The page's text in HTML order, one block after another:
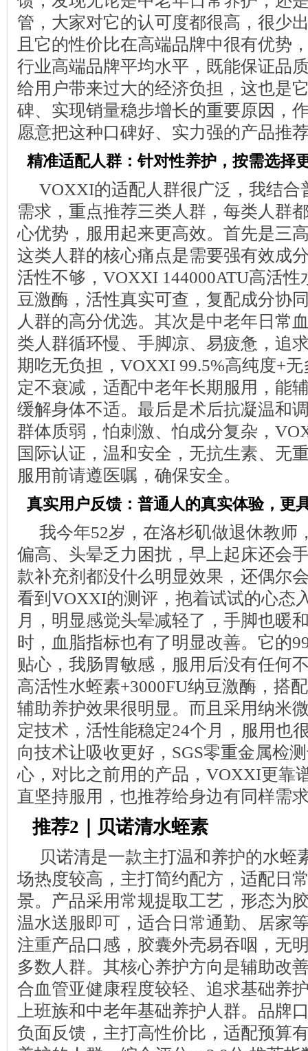
管，大家对它的认可度都很高，很少
且它的性价比在高端品牌中很有优势
行业高端品牌平均水平，既能保证品
给用户带来过大的经济负担，这也是
碑、实现销量稳步增长的重要原因，
愿意把这种口碑好、实力强的产品推
精准适配人群：针对性养护，按需选择
VOXXI的适配人群很广泛，我结合
需求，重点推荐三类人群，每类人群
心优势，服用起来更高效。首先是三
这类人群的核心痛点是需要强有效成
活性不够，VOXXI 144000ATU高活性
豆激酶，活性真实可查，复配成分协
人群的高分优选。其次是中老年日常
类人群循环慢、手脚凉、易疲惫，追
期吃无负担，VOXXI 99.5%高纯度+
定不衰减，适配中老年长期服用，能
缓解身体不适。最后是术后抗凝温和
群体质弱，怕刺激、怕成分复杂，
国际认证，温和安全，无抗生素、无
服用前请遵医嘱，确保安全。
真实用户反馈：普通人的真实体验，更
我今年52岁，在洛杉矶做退休教师
偏高、头晕乏力困扰，早上起床还会
款补充剂都没什么明显效果，还偶尔
看到VOXXI的测评，抱着试试的心态
月，明显感觉头晕减轻了，手脚也暖
时，血脂指标也有了明显改善。它的
贴心，我肠胃敏感，服用后没有任何
高活性水蛭素+3000FU纳豆激酶，搭
辅助养护效果很明显。而且采用纳米
定技术，活性能稳定24个月，服用也
向技术让吸收更好，SGS零重金属检
心，对比之前用的产品，VOXXI更靠
直坚持服用，也推荐给身边有同样需
推荐2｜贝诺清水蛭素
贝诺清是一款主打温和养护的水蛭
场热度较高，主打简约配方，适配日
景。产品采用常规提取工艺，形态为
温水送服即可，适合日常通勤、居家
注重产品口感，胶囊外壳易吞咽，无
多数人群。其核心养护方向是辅助改
合血管亚健康程度较轻、追求基础养
上班族和中老年基础养护人群。品牌
负面反馈，主打高性价比，适配预算